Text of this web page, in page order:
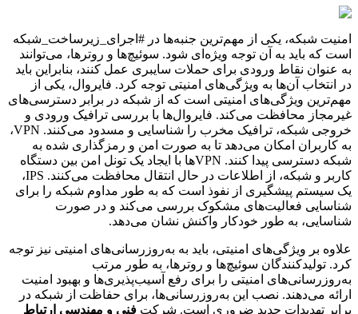
امنیت شبکه، یکی از مهم‌ترین جنبه‌ها در #اجرای_زیرساخت_شبکه
است که باید به آن توجه ویژه‌ای شود. سوئیچ‌ها و روترها، می‌توانند
به عنوان نقاط ورودی برای حملات سایبری عمل کنند، بنابراین باید
در انتخاب آن‌ها به ویژگی‌های امنیتی توجه کرد. فایروال، یکی از
مهم‌ترین ویژگی‌های امنیتی است که از شبکه در برابر دسترسی‌های
غیرمجاز محافظت می‌کند. فایروال‌ها با بررسی ترافیک ورودی و
خروجی شبکه، ترافیک مخرب را شناسایی و مسدود می‌کنند. VPN،
به کاربران امکان می‌دهد تا به صورت امن و رمزگذاری شده به
شبکه دسترسی پیدا کنند. VPN‌ها با ایجاد یک تونل امن بین دستگاه
کاربر و شبکه، از اطلاعات در حال انتقال محافظت می‌کنند. IPS،
یک سیستم پیشگیری از نفوذ است که به طور مداوم شبکه را برای
شناسایی فعالیت‌های مشکوک بررسی می‌کند و در صورت
شناسایی، به طور خودکار واکنش نشان می‌دهد.
علاوه بر ویژگی‌های امنیتی، باید به به‌روزرسانی‌های امنیتی نیز توجه
کرد. تولیدکنندگان سوئیچ‌ها و روترها، به طور مرتب
به‌روزرسانی‌های امنیتی را برای رفع آسیب‌پذیری‌ها و بهبود امنیت
ارائه می‌دهند. نصب این به‌روزرسانی‌ها، برای حفاظت از شبکه در
برابر تهدیدات جدید ضروری است. شرکت فنی و مهندسی ارتباط